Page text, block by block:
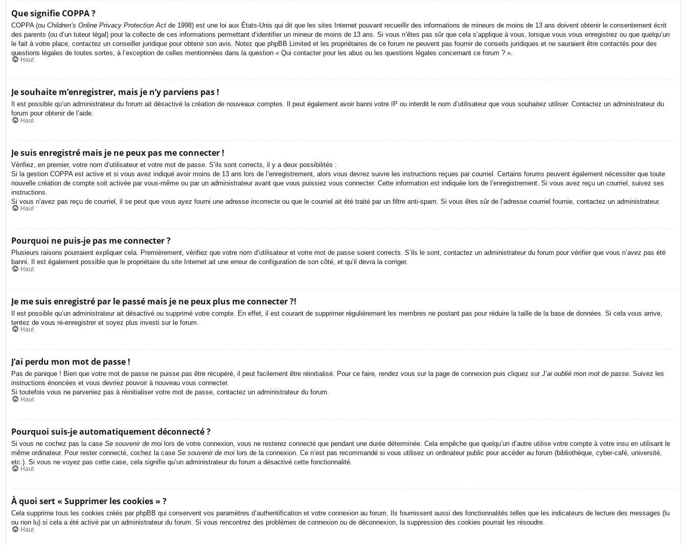
Que signifie COPPA ?
COPPA (ou Children’s Online Privacy Protection Act de 1998) est une loi aux États-Unis qui dit que les sites Internet pouvant recueillir des informations de mineurs de moins de 13 ans doivent obtenir le consentement écrit
des parents (ou d’un tuteur légal) pour la collecte de ces informations permettant d’identifier un mineur de moins de 13 ans. Si vous n’êtes pas sûr que cela s’applique à vous, lorsque vous vous enregistrez ou que quelqu’un
le fait à votre place, contactez un conseiller juridique pour obtenir son avis. Notez que phpBB Limited et les propriétaires de ce forum ne peuvent pas fournir de conseils juridiques et ne sauraient être contactés pour des
questions légales de toutes sortes, à l’exception de celles mentionnées dans la question « Qui contacter pour les abus ou les questions légales concernant ce forum ? ».
Haut
Je souhaite m’enregistrer, mais je n’y parviens pas !
Il est possible qu’un administrateur du forum ait désactivé la création de nouveaux comptes. Il peut également avoir banni votre IP ou interdit le nom d’utilisateur que vous souhaitez utiliser. Contactez un administrateur du
forum pour obtenir de l’aide.
Haut
Je suis enregistré mais je ne peux pas me connecter !
Vérifiez, en premier, votre nom d’utilisateur et votre mot de passe. S’ils sont corrects, il y a deux possibilités :
Si la gestion COPPA est active et si vous avez indiqué avoir moins de 13 ans lors de l’enregistrement, alors vous devrez suivre les instructions reçues par courriel. Certains forums peuvent également nécessiter que toute
nouvelle création de compte soit activée par vous-même ou par un administrateur avant que vous puissiez vous connecter. Cette information est indiquée lors de l’enregistrement. Si vous avez reçu un courriel, suivez ses
instructions.
Si vous n’avez pas reçu de courriel, il se peut que vous ayez fourni une adresse incorrecte ou que le courriel ait été traité par un filtre anti-spam. Si vous êtes sûr de l’adresse courriel fournie, contactez un administrateur.
Haut
Pourquoi ne puis-je pas me connecter ?
Plusieurs raisons pourraient expliquer cela. Premièrement, vérifiez que votre nom d’utilisateur et votre mot de passe soient corrects. S’ils le sont, contactez un administrateur du forum pour vérifier que vous n’avez pas été
banni. Il est également possible que le propriétaire du site Internet ait une erreur de configuration de son côté, et qu’il devra la corriger.
Haut
Je me suis enregistré par le passé mais je ne peux plus me connecter ?!
Il est possible qu’un administrateur ait désactivé ou supprimé votre compte. En effet, il est courant de supprimer régulièrement les membres ne postant pas pour réduire la taille de la base de données. Si cela vous arrive,
tentez de vous ré-enregistrer et soyez plus investi sur le forum.
Haut
J’ai perdu mon mot de passe !
Pas de panique ! Bien que votre mot de passe ne puisse pas être récupéré, il peut facilement être réinitialisé. Pour ce faire, rendez vous sur la page de connexion puis cliquez sur J’ai oublié mon mot de passe. Suivez les
instructions énoncées et vous devriez pouvoir à nouveau vous connecter.
Si toutefois vous ne parveniez pas à réinitialiser votre mot de passe, contactez un administrateur du forum.
Haut
Pourquoi suis-je automatiquement déconnecté ?
Si vous ne cochez pas la case Se souvenir de moi lors de votre connexion, vous ne resterez connecté que pendant une durée déterminée. Cela empêche que quelqu’un d’autre utilise votre compte à votre insu en utilisant le
même ordinateur. Pour rester connecté, cochez la case Se souvenir de moi lors de la connexion. Ce n’est pas recommandé si vous utilisez un ordinateur public pour accéder au forum (bibliothèque, cyber-café, université,
etc.). Si vous ne voyez pas cette case, cela signifie qu’un administrateur du forum a désactivé cette fonctionnalité.
Haut
À quoi sert « Supprimer les cookies » ?
Cela supprime tous les cookies créés par phpBB qui conservent vos paramètres d’authentification et votre connexion au forum. Ils fournissent aussi des fonctionnalités telles que les indicateurs de lecture des messages (lu
ou non lu) si cela a été activé par un administrateur du forum. Si vous rencontrez des problèmes de connexion ou de déconnexion, la suppression des cookies pourrait les résoudre.
Haut